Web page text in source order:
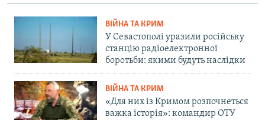
ВІЙНА ТА КРИМ
У Севастополі уразили російську
станцію радіоелектронної
боротьби: якими будуть наслідки
ВІЙНА ТА КРИМ
«Для них із Кримом розпочнеться
важка історія»: командир ОТУ